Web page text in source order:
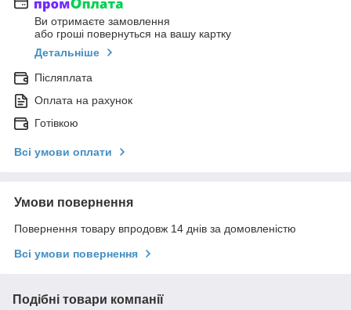
Ви отримаєте замовлення
або гроші повернуться на вашу картку
Детальніше
Післяплата
Оплата на рахунок
Готівкою
Всі умови оплати
Умови повернення
Повернення товару впродовж 14 днів за домовленістю
Всі умови повернення
Подібні товари компанії